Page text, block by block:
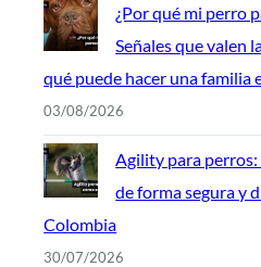
¿Por qué mi perro
Señales que valen
qué puede hacer una familia
03/08/2026
Agility para perros:
de forma segura y
Colombia
30/07/2026